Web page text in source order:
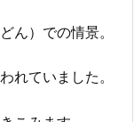
ん）での情景。
れていました。